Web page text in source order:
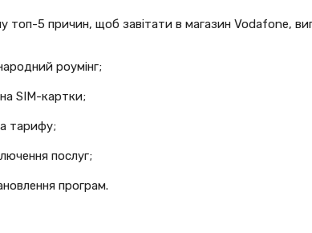
топ-5 причин, щоб завітати в магазин Vodafone,
роумінг;
SIM-картки;
тарифу;
послуг;
програм.